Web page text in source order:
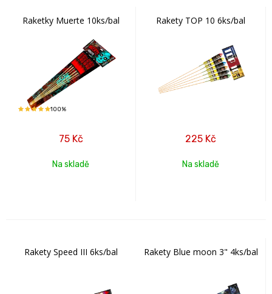
Raketky Muerte 10ks/bal
100%
75 Kč
Na skladě
Rakety TOP 10 6ks/bal
225 Kč
Na skladě
Rakety Speed III 6ks/bal Rakety Blue moon 3" 4ks/bal